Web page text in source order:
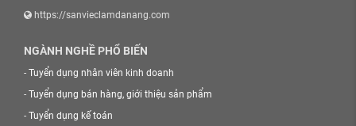
https://sanvieclamdanang.com
NGÀNH NGHỀ PHỔ BIẾN
- Tuyển dụng nhân viên kinh doanh
- Tuyển dụng bán hàng, giới thiệu sản phẩm
- Tuyển dụng kế toán